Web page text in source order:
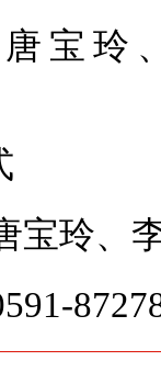
玲、
玲、